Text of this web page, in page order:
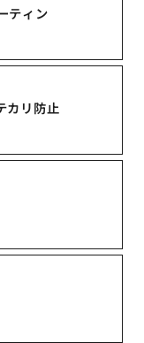
ティン
カリ防止